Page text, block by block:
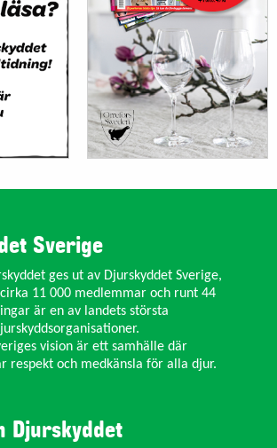
Sverige
ges ut av Djurskyddet Sverige,
11 000 medlemmar och runt 44
är en av landets största
vision är ett samhälle där
respekt och medkänsla för alla djur.
Djurskyddet